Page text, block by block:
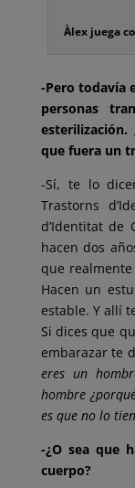
Àlex juega
-Pero todavía
personas
esterilización.
que fuera un
-Sí, te lo
Trastorns
d’Identitat de
hacen dos
que
Hacen un
estable. Y allí
Si dices que
embarazar te
eres un
hombre
es que no lo
-¿O sea que
cuerpo?